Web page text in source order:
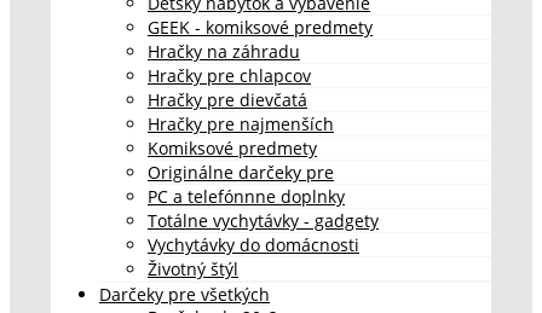
GEEK - komiksové predmety
Hračky na záhradu
Hračky pre chlapcov
Hračky pre dievčatá
Hračky pre najmenších
Komiksové predmety
Originálne darčeky pre
PC a telefónnne doplnky
Totálne vychytávky - gadgety
Vychytávky do domácnosti
Životný štýl
Darčeky pre všetkých